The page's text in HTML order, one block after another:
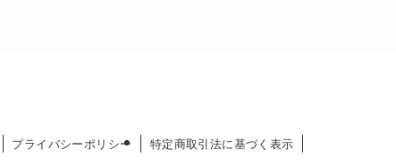
プライバシーポリシー 特定商取引法に基づく表示